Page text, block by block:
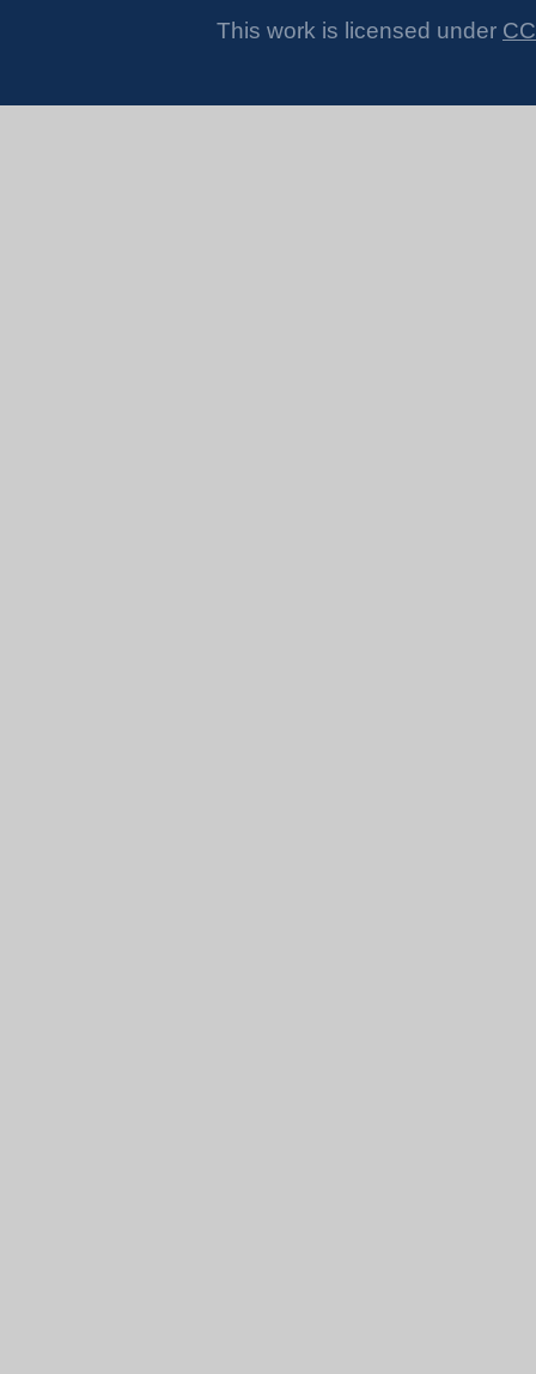
This work is licensed under